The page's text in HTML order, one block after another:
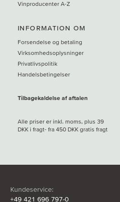
Vinproducenter A-Z
INFORMATION OM
Forsendelse og betaling
Virksomhedsoplysninger
Privatlivspolitik
Handelsbetingelser
Tilbagekaldelse af aftalen
Alle priser er inkl. moms, plus 39
DKK i fragt- fra 450 DKK gratis fragt
Kundeservice:
+49 421 696 797-0